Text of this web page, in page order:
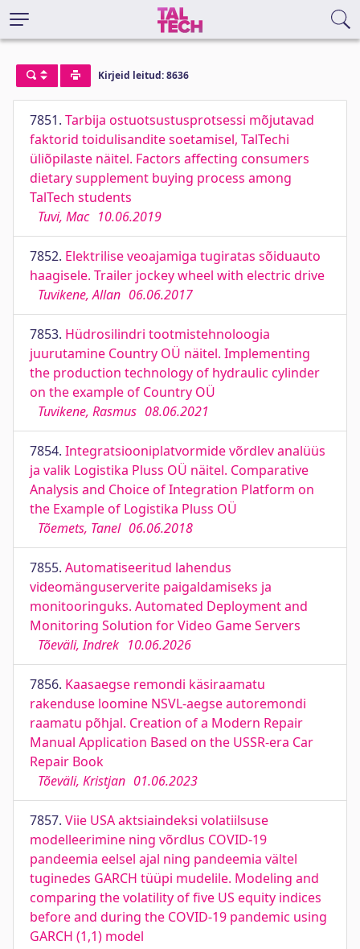
Kirjeid leitud: 8636
7851. Tarbija ostuotsustusprotsessi mõjutavad
faktorid toidulisandite soetamisel, TalTechi
üliõpilaste näitel. Factors affecting consumers
dietary supplement buying process among
TalTech students
Tuvi, Mac 10.06.2019
7852. Elektrilise veoajamiga tugiratas sõiduauto
haagisele. Trailer jockey wheel with electric drive
Tuvikene, Allan 06.06.2017
7853. Hüdrosilindri tootmistehnoloogia
juurutamine Country OÜ näitel. Implementing
the production technology of hydraulic cylinder
on the example of Country OÜ
Tuvikene, Rasmus 08.06.2021
7854. Integratsiooniplatvormide võrdlev analüüs
ja valik Logistika Pluss OÜ näitel. Comparative
Analysis and Choice of Integration Platform on
the Example of Logistika Pluss OÜ
Tõemets, Tanel 06.06.2018
7855. Automatiseeritud lahendus
videomänguserverite paigaldamiseks ja
monitooringuks. Automated Deployment and
Monitoring Solution for Video Game Servers
Tõeväli, Indrek 10.06.2026
7856. Kaasaegse remondi käsiraamatu
rakenduse loomine NSVL-aegse autoremondi
raamatu põhjal. Creation of a Modern Repair
Manual Application Based on the USSR-era Car
Repair Book
Tõeväli, Kristjan 01.06.2023
7857. Viie USA aktsiaindeksi volatiilsuse
modelleerimine ning võrdlus COVID-19
pandeemia eelsel ajal ning pandeemia vältel
tuginedes GARCH tüüpi mudelile. Modeling and
comparing the volatility of five US equity indices
before and during the COVID-19 pandemic using
GARCH (1,1) model